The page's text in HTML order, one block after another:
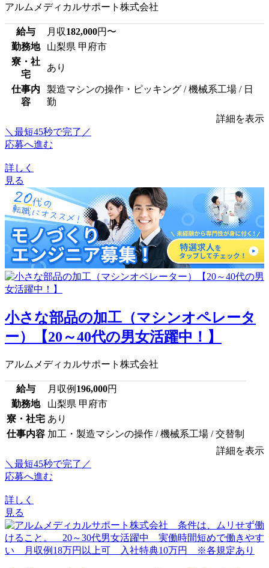
アルムメディカルサポート株式会社
給与 月収182,000円〜
勤務地
山梨県 甲府市
寮・社
宅
あり
仕事内
容
製造マシンの操作・ピッキング / 機械系工場 / 日
勤
詳細を表示
＼最短45秒で完了／
応募へ進む
詳しく
見る
小さな部品の加工（マシンオペレータ
ー）【20～40代の男女活躍中！】
アルムメディカルサポート株式会社
給与 月収例 196,000円
勤務地
山梨県 甲府市
寮・社宅 あり
仕事内容 加工・製造マシンの操作 / 機械系工場 / 交替制
詳細を表示
＼最短45秒で完了／
応募へ進む
詳しく
見る